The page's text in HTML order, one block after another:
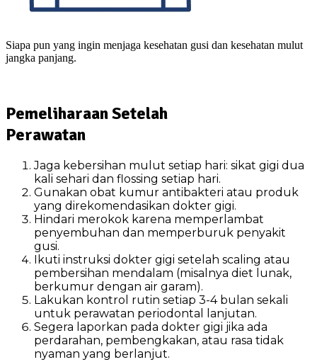
Siapa pun yang ingin menjaga kesehatan gusi dan kesehatan mulut
jangka panjang.
Pemeliharaan Setelah
Perawatan
Jaga kebersihan mulut setiap hari: sikat gigi dua
kali sehari dan flossing setiap hari.
Gunakan obat kumur antibakteri atau produk
yang direkomendasikan dokter gigi.
Hindari merokok karena memperlambat
penyembuhan dan memperburuk penyakit
gusi.
Ikuti instruksi dokter gigi setelah scaling atau
pembersihan mendalam (misalnya diet lunak,
berkumur dengan air garam).
Lakukan kontrol rutin setiap 3-4 bulan sekali
untuk perawatan periodontal lanjutan.
Segera laporkan pada dokter gigi jika ada
perdarahan, pembengkakan, atau rasa tidak
nyaman yang berlanjut.